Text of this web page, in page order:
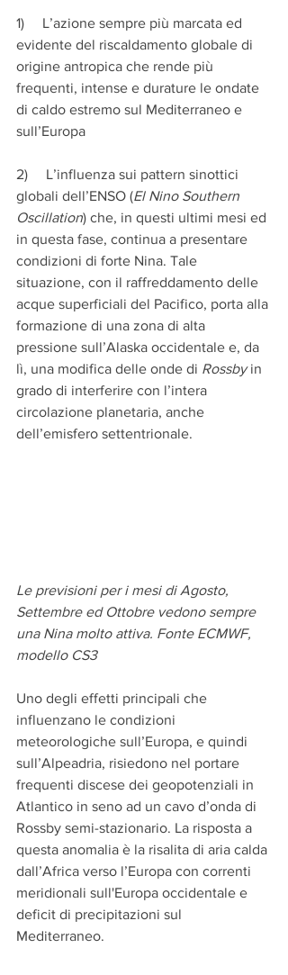
1)     L’azione sempre più marcata ed
evidente del riscaldamento globale di
origine antropica che rende più
frequenti, intense e durature le ondate
di caldo estremo sul Mediterraneo e
sull’Europa
2)     L’influenza sui pattern sinottici
globali dell’ENSO (El Nino Southern
Oscillation) che, in questi ultimi mesi ed
in questa fase, continua a presentare
condizioni di forte Nina. Tale
situazione, con il raffreddamento delle
acque superficiali del Pacifico, porta alla
formazione di una zona di alta
pressione sull’Alaska occidentale e, da
lì, una modifica delle onde di Rossby in
grado di interferire con l’intera
circolazione planetaria, anche
dell’emisfero settentrionale.
Le previsioni per i mesi di Agosto,
Settembre ed Ottobre vedono sempre
una Nina molto attiva. Fonte ECMWF,
modello CS3
Uno degli effetti principali che
influenzano le condizioni
meteorologiche sull’Europa, e quindi
sull’Alpeadria, risiedono nel portare
frequenti discese dei geopotenziali in
Atlantico in seno ad un cavo d’onda di
Rossby semi-stazionario. La risposta a
questa anomalia è la risalita di aria calda
dall’Africa verso l’Europa con correnti
meridionali sull'Europa occidentale e
deficit di precipitazioni sul
Mediterraneo.